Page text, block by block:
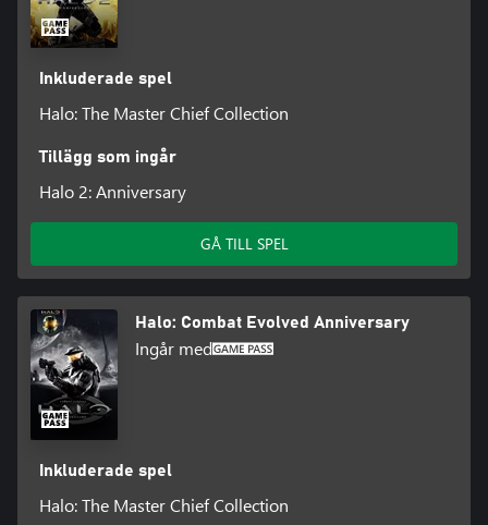
Inkluderade spel
Halo: The Master Chief Collection
Tillägg som ingår
Halo 2: Anniversary
GÅ TILL SPEL
Halo: Combat Evolved Anniversary
Ingår med
Inkluderade spel
Halo: The Master Chief Collection